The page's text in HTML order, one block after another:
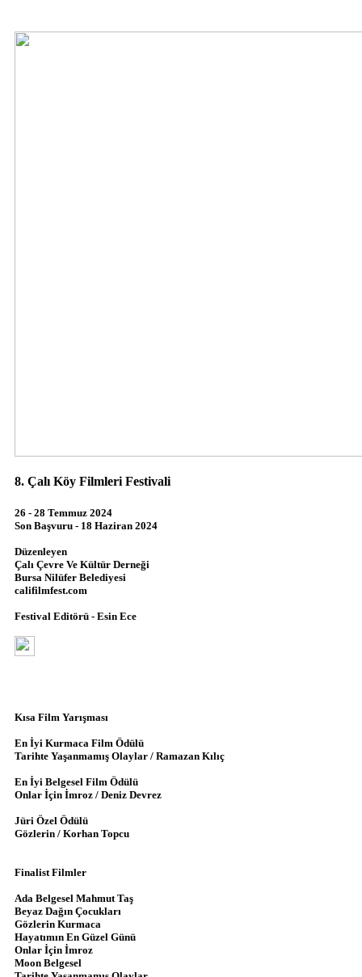
8. Çalı Köy Filmleri Festivali
26 - 28 Temmuz 2024
Son Başvuru - 18 Haziran 2024
Düzenleyen
Çalı Çevre Ve Kültür Derneği
Bursa Nilüfer Belediyesi
califilmfest.com
Festival Editörü - Esin Ece
Kısa Film Yarışması
En İyi Kurmaca Film Ödülü
Tarihte Yaşanmamış Olaylar / Ramazan Kılıç
En İyi Belgesel Film Ödülü
Onlar İçin İmroz / Deniz Devrez
Jüri Özel Ödülü
Gözlerin / Korhan Topcu
Finalist Filmler
Ada Belgesel Mahmut Taş
Beyaz Dağın Çocukları
Gözlerin Kurmaca
Hayatımın En Güzel Günü
Onlar İçin İmroz
Moon Belgesel